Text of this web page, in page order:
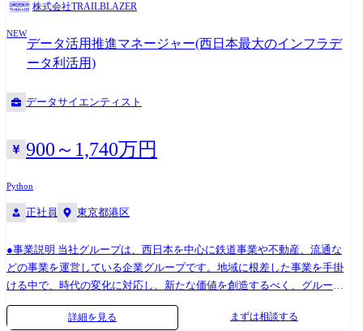
株式会社TRAILBLAZER
NEW
データ活用推進マネージャー(西日本最大のインフラデ
ータ利活用)
データサイエンティスト
900～1,740万円
Python
正社員 東京都港区
●事業説明 当社グループは、西日本を中心に鉄道事業や不動産、流通な
どの事業を運営している企業グループです。地域に根差した事業を手掛
ける中で、時代の変化に対応し、新たな価値を創造するべく、グループ
一体となって《顧客体験・鉄道システム・従業員の働き方の再構築》に
取り組んでいます。 その中でも弊社は、JR西日本グループの各事業と一
詳細を見る まずは相談する